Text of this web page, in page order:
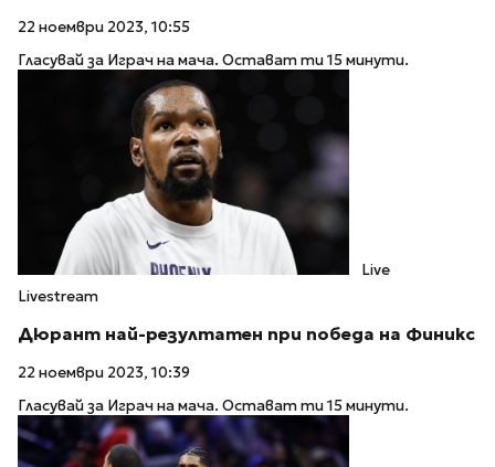
22 ноември 2023, 10:55
Гласувай за Играч на мача. Остават ти 15 минути.
Live
Livestream
Дюрант най-резултатен при победа на Финикс
22 ноември 2023, 10:39
Гласувай за Играч на мача. Остават ти 15 минути.